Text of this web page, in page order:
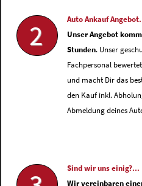
2
Auto Ankauf
Unser Angebot
Stunden. Unser
Fachpersonal
und macht Dir das
den Kauf inkl.
Abmeldung deines
Sind wir uns einig?...
Wir vereinbaren